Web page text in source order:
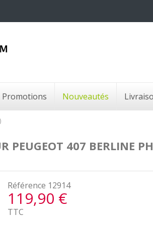
Promotions Nouveautés
PEUGEOT 407 BERLINE
Référence 12914
119,90 €
TTC